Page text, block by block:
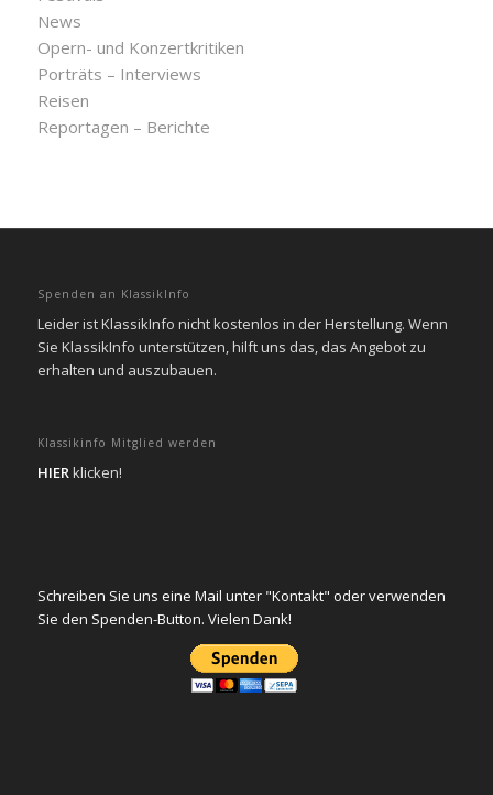
News
Opern- und Konzertkritiken
Porträts – Interviews
Reisen
Reportagen – Berichte
Spenden an KlassikInfo
Leider ist KlassikInfo nicht kostenlos in der Herstellung. Wenn
Sie KlassikInfo unterstützen, hilft uns das, das Angebot zu
erhalten und auszubauen.
Klassikinfo Mitglied werden
HIERklicken!
Schreiben Sie uns eine Mail unter "Kontakt" oder verwenden
Sie den Spenden-Button. Vielen Dank!